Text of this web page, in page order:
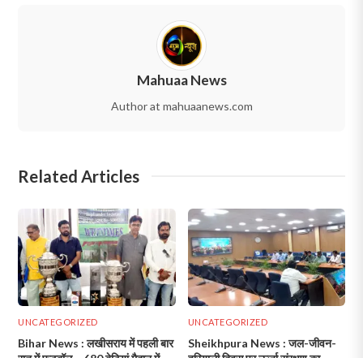
Mahuaa News
Author at mahuaanews.com
Related Articles
UNCATEGORIZED
Bihar News : लखीसराय में पहली बार
UNCATEGORIZED
Sheikhpura News : जल-जीवन-